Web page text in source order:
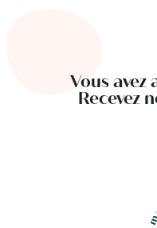
Vous avez
Recevez